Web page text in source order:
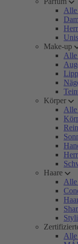
Alle
Make-up
Alle
Körper
Alle
Haare
Alle
Alle